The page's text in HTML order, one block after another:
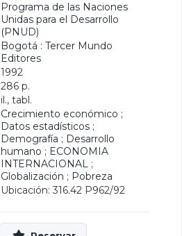
Programa de las Naciones
Unidas para el Desarrollo
(PNUD)
Bogotá : Tercer Mundo
Editores
1992
286 p.
il., tabl.
Crecimiento económico ;
Datos estadísticos ;
Demografía ; Desarrollo
humano ; ECONOMIA
INTERNACIONAL ;
Globalización ; Pobreza
Ubicación: 316.42 P962/92